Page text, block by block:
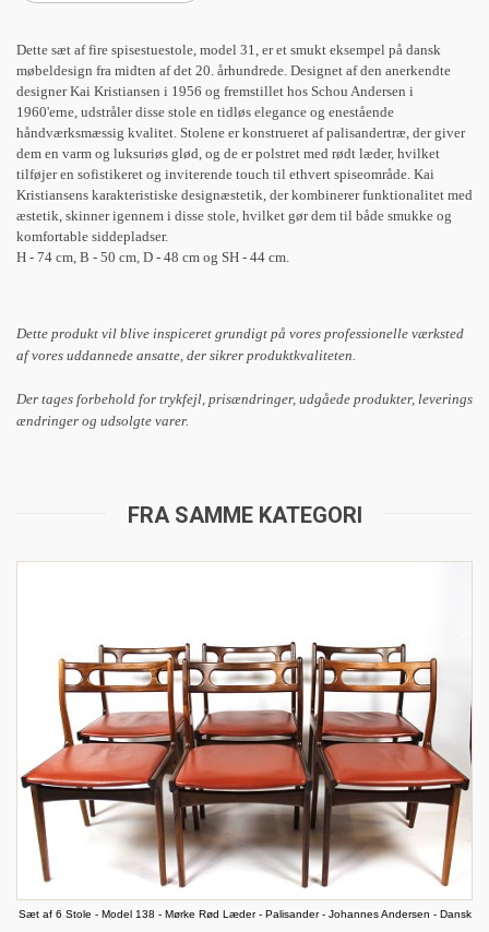
Dette sæt af fire spisestuestole, model 31, er et smukt eksempel på dansk
møbeldesign fra midten af det 20. århundrede. Designet af den anerkendte
designer Kai Kristiansen i 1956 og fremstillet hos Schou Andersen i
1960'erne, udstråler disse stole en tidløs elegance og enestående
håndværksmæssig kvalitet. Stolene er konstrueret af palisandertræ, der giver
dem en varm og luksuriøs glød, og de er polstret med rødt læder, hvilket
tilføjer en sofistikeret og inviterende touch til ethvert spiseområde. Kai
Kristiansens karakteristiske designæstetik, der kombinerer funktionalitet med
æstetik, skinner igennem i disse stole, hvilket gør dem til både smukke og
komfortable siddepladser.
H - 74 cm, B - 50 cm, D - 48 cm og SH - 44 cm.
Dette produkt vil blive inspiceret grundigt på vores professionelle værksted
af vores uddannede ansatte, der sikrer produktkvaliteten.
Der tages forbehold for trykfejl, prisændringer, udgåede produkter, leverings
ændringer og udsolgte varer.
FRA SAMME KATEGORI
Sæt af 6 Stole - Model 138 - Mørke Rød Læder - Palisander - Johannes Andersen - Dansk